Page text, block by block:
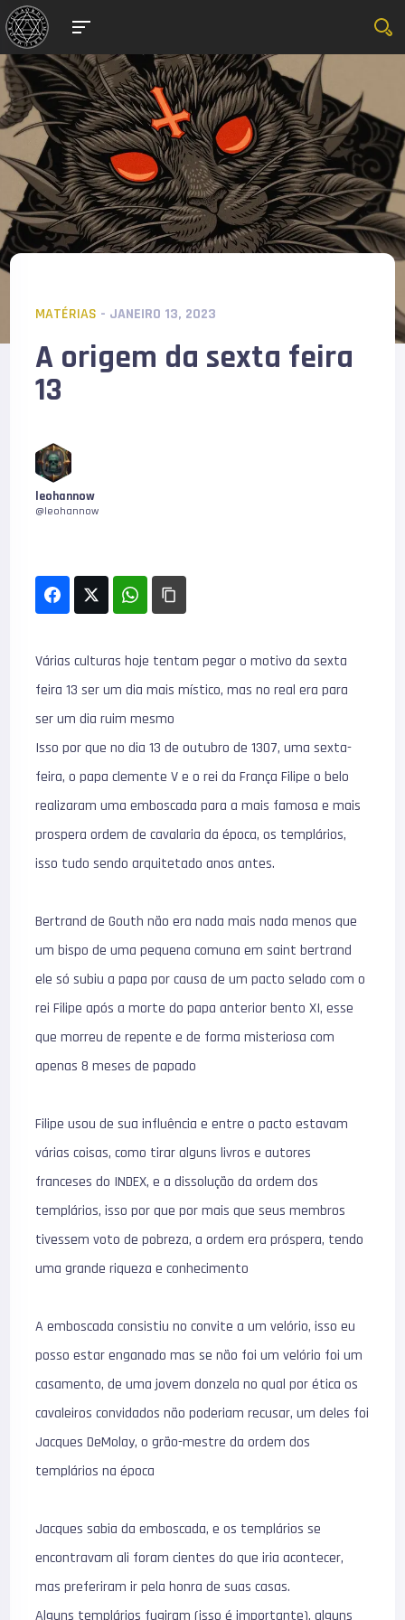
MATÉRIAS - JANEIRO 13, 2023
A origem da sexta feira
13
leohannow
@leohannow
Várias culturas hoje tentam pegar o motivo da sexta
feira 13 ser um dia mais místico, mas no real era para
ser um dia ruim mesmo
Isso por que no dia 13 de outubro de 1307, uma sexta-
feira, o papa clemente V e o rei da França Filipe o belo
realizaram uma emboscada para a mais famosa e mais
prospera ordem de cavalaria da época, os templários,
isso tudo sendo arquitetado anos antes.
Bertrand de Gouth não era nada mais nada menos que
um bispo de uma pequena comuna em saint bertrand
ele só subiu a papa por causa de um pacto selado com o
rei Filipe após a morte do papa anterior bento XI, esse
que morreu de repente e de forma misteriosa com
apenas 8 meses de papado
Filipe usou de sua influência e entre o pacto estavam
várias coisas, como tirar alguns livros e autores
franceses do INDEX, e a dissolução da ordem dos
templários, isso por que por mais que seus membros
tivessem voto de pobreza, a ordem era próspera, tendo
uma grande riqueza e conhecimento
A emboscada consistiu no convite a um velório, isso eu
posso estar enganado mas se não foi um velório foi um
casamento, de uma jovem donzela no qual por ética os
cavaleiros convidados não poderiam recusar, um deles foi
Jacques DeMolay, o grão-mestre da ordem dos
templários na época
Jacques sabia da emboscada, e os templários se
encontravam ali foram cientes do que iria acontecer,
mas preferiram ir pela honra de suas casas.
Alguns templários fugiram (isso é importante), alguns